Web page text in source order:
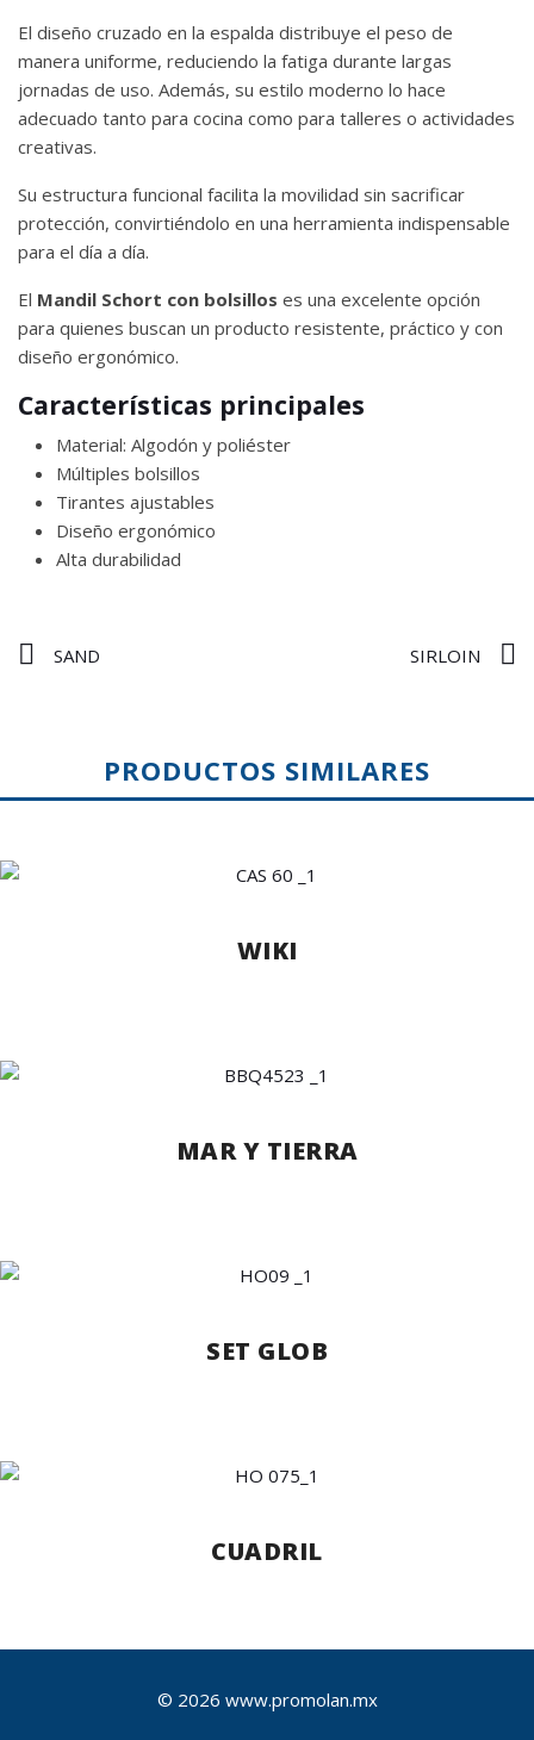
El diseño cruzado en la espalda distribuye el peso de
manera uniforme, reduciendo la fatiga durante largas
jornadas de uso. Además, su estilo moderno lo hace
adecuado tanto para cocina como para talleres o actividades
creativas.
Su estructura funcional facilita la movilidad sin sacrificar
protección, convirtiéndolo en una herramienta indispensable
para el día a día.
El Mandil Schort con bolsillos es una excelente opción
para quienes buscan un producto resistente, práctico y con
diseño ergonómico.
Características principales
Material: Algodón y poliéster
Múltiples bolsillos
Tirantes ajustables
Diseño ergonómico
Alta durabilidad
SAND SIRLOIN
PRODUCTOS SIMILARES
WIKI
MAR Y TIERRA
SET GLOB
CUADRIL
© 2026 www.promolan.mx